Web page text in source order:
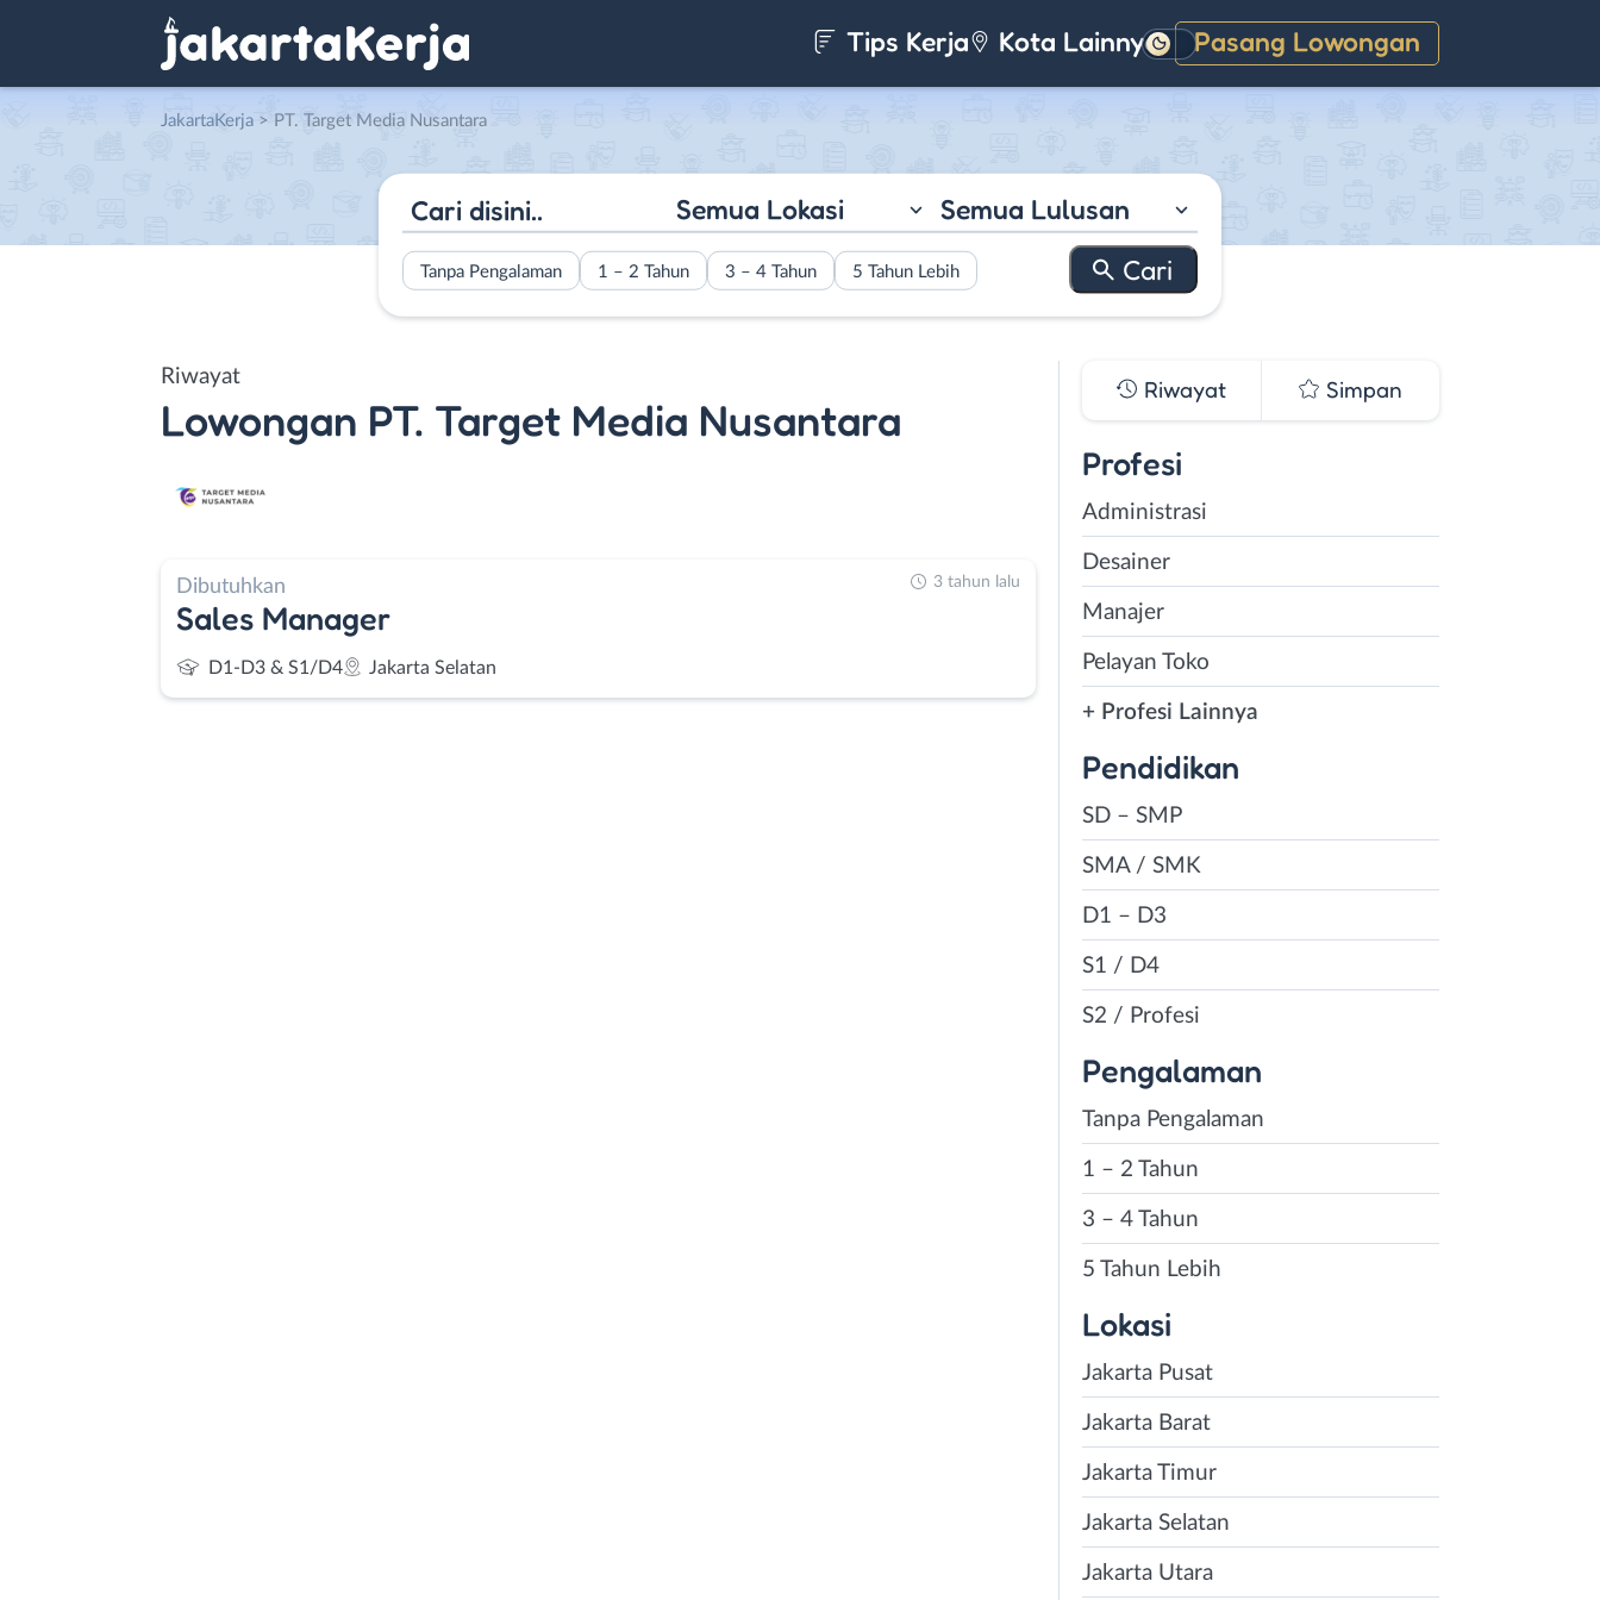
Tips Kerja Kota Lainnya Pasang Lowongan
Gelap
JakartaKerja > PT. Target Media Nusantara
Semua Lokasi Semua Lulusan
Tanpa Pengalaman 1 – 2 Tahun 3 – 4 Tahun 5 Tahun Lebih
Riwayat
Lowongan PT. Target Media Nusantara
Dibutuhkan
Sales Manager
D1-D3 & S1/D4 Jakarta Selatan
3 tahun lalu
Riwayat Simpan
Profesi
Administrasi
Desainer
Manajer
Pelayan Toko
+ Profesi Lainnya
Pendidikan
SD – SMP
SMA / SMK
D1 – D3
S1 / D4
S2 / Profesi
Pengalaman
Tanpa Pengalaman
1 – 2 Tahun
3 – 4 Tahun
5 Tahun Lebih
Lokasi
Jakarta Pusat
Jakarta Barat
Jakarta Timur
Jakarta Selatan
Jakarta Utara